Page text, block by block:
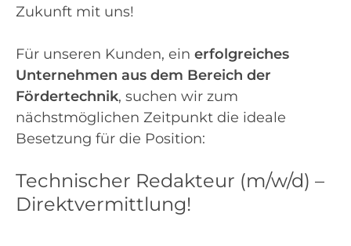
Zukunft mit uns!
Für unseren Kunden, ein erfolgreiches
Unternehmen aus dem Bereich der
Fördertechnik, suchen wir zum
nächstmöglichen Zeitpunkt die ideale
Besetzung für die Position:
Technischer Redakteur (m/w/d) –
Direktvermittlung!